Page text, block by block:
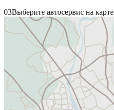
03Выберите автосервис на карте